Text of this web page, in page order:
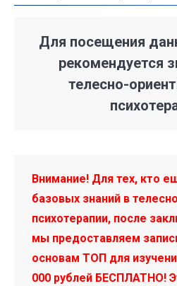
Для посещения
рекомендуется
телесно-
Внимание! Для тех, кто
базовых знаний в
психотерапии, после
мы предоставляем
основам ТОП для
000 рублей БЕСПЛАТНО!